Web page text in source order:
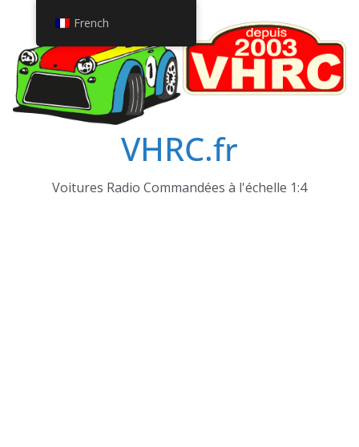
contenu
VHRC.fr
Voitures Radio Commandées à l'échelle 1:4
French